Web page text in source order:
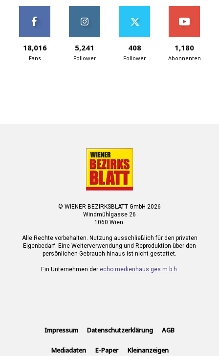
18,016
Fans
5,241
Follower
408
Follower
1,180
Abonnenten
© WIENER BEZIRKSBLATT GmbH 2026
Windmühlgasse 26
1060 Wien.
Alle Rechte vorbehalten. Nutzung ausschließlich für den privaten
Eigenbedarf. Eine Weiterverwendung und Reproduktion über den
persönlichen Gebrauch hinaus ist nicht gestattet.
Ein Unternehmen der echo medienhaus ges.m.b.h.
Impressum Datenschutzerklärung AGB
Mediadaten E-Paper Kleinanzeigen